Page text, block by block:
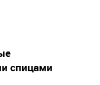
спицами